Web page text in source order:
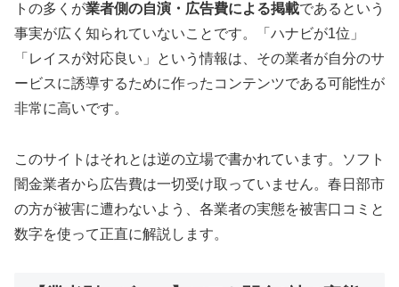
トの多くが業者側の自演・広告費による掲載であるという
事実が広く知られていないことです。「ハナビが1位」
「レイスが対応良い」という情報は、その業者が自分のサ
ービスに誘導するために作ったコンテンツである可能性が
非常に高いです。
このサイトはそれとは逆の立場で書かれています。ソフト
闇金業者から広告費は一切受け取っていません。春日部市
の方が被害に遭わないよう、各業者の実態を被害口コミと
数字を使って正直に解説します。